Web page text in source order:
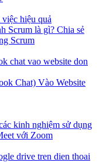
Scrum là gì? Chia sẻ
Scrum
Chat) Vào Website
kinh nghiệm sử dụng
với Zoom